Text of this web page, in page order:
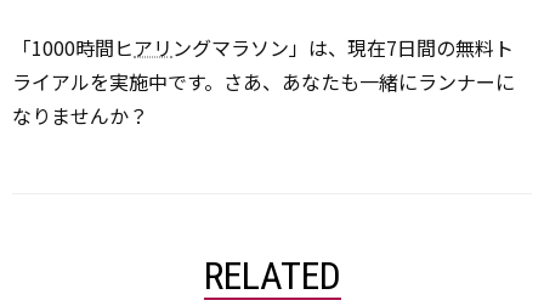
「1000時間ヒアリ ングマラソン」は、現在7日間の無料ト
ライアルを実施中です。さあ、あなたも一緒にランナーに
なりませんか？
RELATED